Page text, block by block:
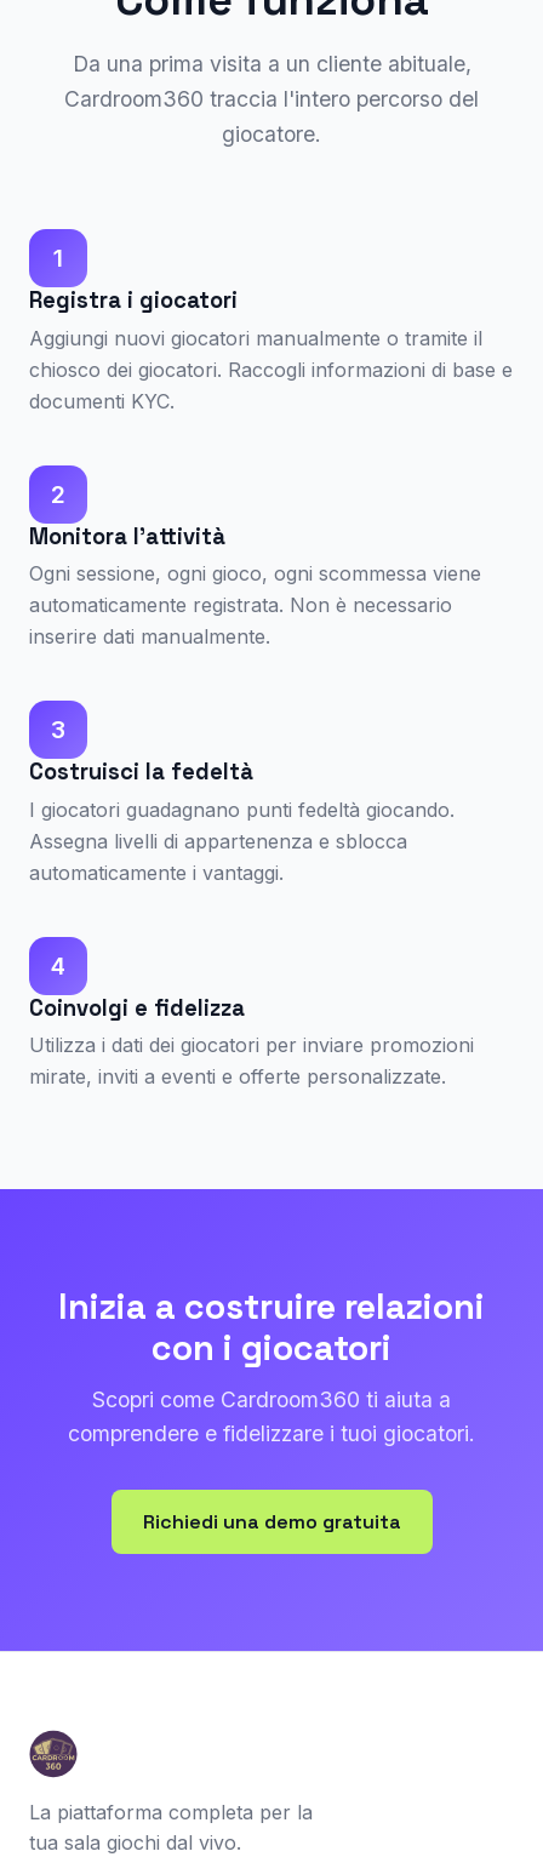
Da una prima visita a un cliente abituale,
Cardroom360 traccia l'intero percorso del
giocatore.
1
Registra i giocatori
Aggiungi nuovi giocatori manualmente o tramite il
chiosco dei giocatori. Raccogli informazioni di base e
documenti KYC.
2
Monitora l'attività
Ogni sessione, ogni gioco, ogni scommessa viene
automaticamente registrata. Non è necessario
inserire dati manualmente.
3
Costruisci la fedeltà
I giocatori guadagnano punti fedeltà giocando.
Assegna livelli di appartenenza e sblocca
automaticamente i vantaggi.
4
Coinvolgi e fidelizza
Utilizza i dati dei giocatori per inviare promozioni
mirate, inviti a eventi e offerte personalizzate.
Inizia a costruire relazioni
con i giocatori
Scopri come Cardroom360 ti aiuta a
comprendere e fidelizzare i tuoi giocatori.
Richiedi una demo gratuita
La piattaforma completa per la
tua sala giochi dal vivo.